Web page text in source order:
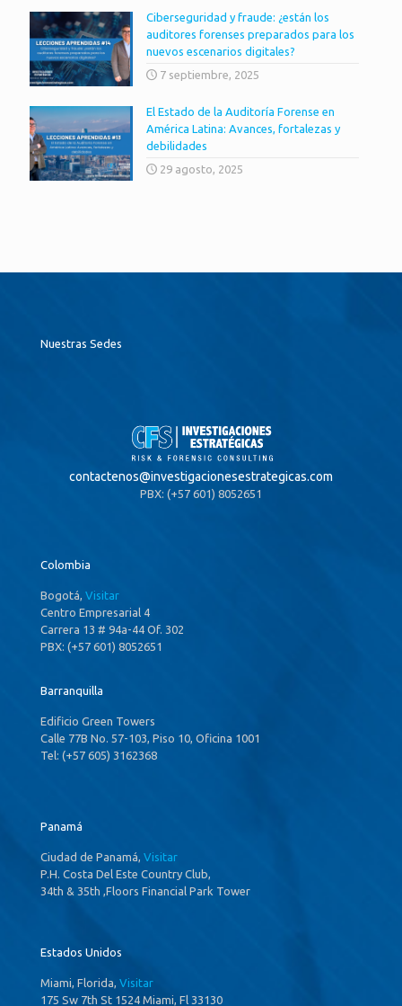
Ciberseguridad y fraude: ¿están los
auditores forenses preparados para los
nuevos escenarios digitales?
7 septiembre, 2025
El Estado de la Auditoría Forense en
América Latina: Avances, fortalezas y
debilidades
29 agosto, 2025
Nuestras Sedes
contactenos@investigacionesestrategicas.com
PBX: (+57 601) 8052651
Colombia
Bogotá, Visitar
Centro Empresarial 4
Carrera 13 # 94a-44 Of. 302
PBX: (+57 601) 8052651
Barranquilla
Edificio Green Towers
Calle 77B No. 57-103, Piso 10, Oficina 1001
Tel: (+57 605) 3162368
Panamá
Ciudad de Panamá, Visitar
P.H. Costa Del Este Country Club,
34th & 35th ,Floors Financial Park Tower
Estados Unidos
Miami, Florida, Visitar
175 Sw 7th St 1524 Miami, Fl 33130